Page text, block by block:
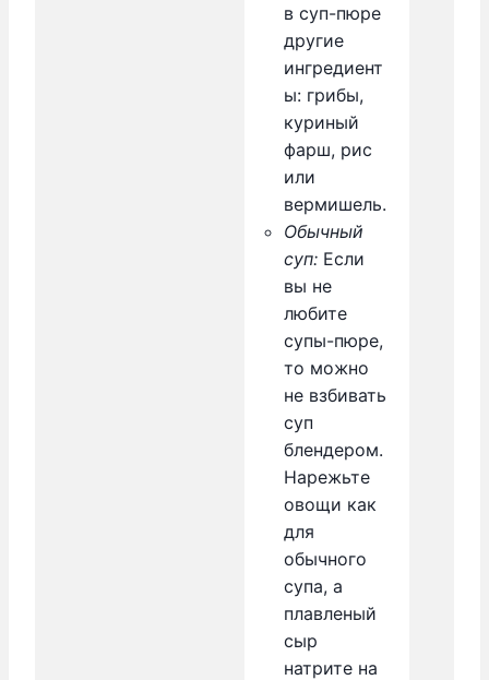
в суп-пюре
другие
ингредиент
ы: грибы,
куриный
фарш, рис
или
вермишель.
Обычный
суп: Если
вы не
любите
супы-пюре,
то можно
не взбивать
суп
блендером.
Нарежьте
овощи как
для
обычного
супа, а
плавленый
сыр
натрите на